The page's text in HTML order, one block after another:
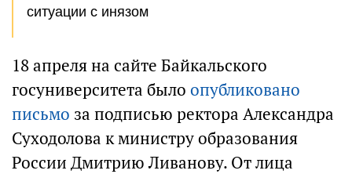
ситуации с инязом
18 апреля на сайте Байкальского
госуниверситета было опубликовано
письмо за подписью ректора Александра
Суходолова к министру образования
России Дмитрию Ливанову. От лица